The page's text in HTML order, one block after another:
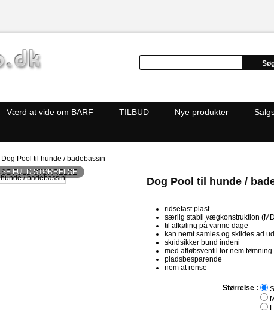
Værd at vide om BARF TILBUD Nye produkter
Dog Pool til hunde / badebassin
SE FULD STØRRELSE
Dog Pool til hunde /
ridsefast plast
særlig stabil vægkonstruktion
til afkøling på varme dage
kan nemt samles og skildes ad
skridsikker bund indeni
med afløbsventil for nem tømning
pladsbesparende
nem at rense
Størrelse :